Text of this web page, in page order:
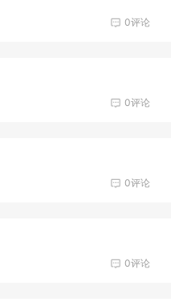
0评论
0评论
0评论
0评论